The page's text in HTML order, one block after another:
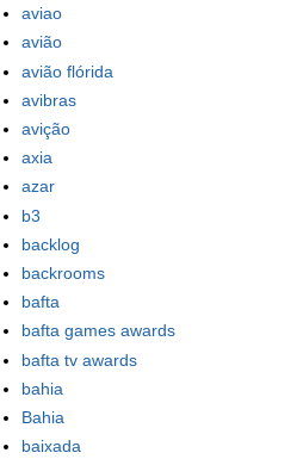
aviao
avião
avião flórida
avibras
avição
axia
azar
b3
backlog
backrooms
bafta
bafta games awards
bafta tv awards
bahia
Bahia
baixada